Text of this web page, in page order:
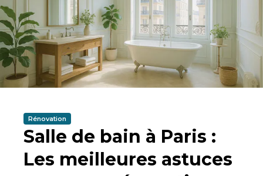
Rénovation
Salle de bain à Paris :
Les meilleures astuces